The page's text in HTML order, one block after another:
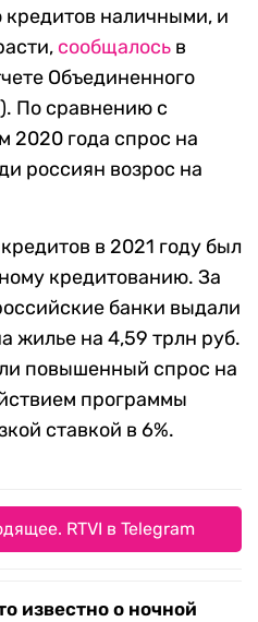
кредитов наличными, и
сообщалось в
Объединенного
По сравнению с
2020 года спрос на
россиян возрос на
в 2021 году был
кредитованию. За
банки выдали
жилье на 4,59 трлн руб.
повышенный спрос на
программы
ставкой в 6%.
RTVI в Telegram
известно о ночной